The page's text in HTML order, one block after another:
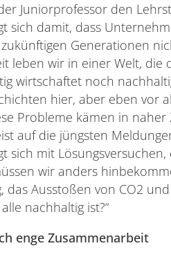
Juniorprofessor den
sich damit, dass
Generationen
leben wir in einer Welt, die
wirtschaftet noch
hier, aber eben vor
Probleme kämen in
auf die jüngsten
sich mit
wir anders
das Ausstoßen von CO2
nachhaltig ist?“
enge Zusammenarbeit